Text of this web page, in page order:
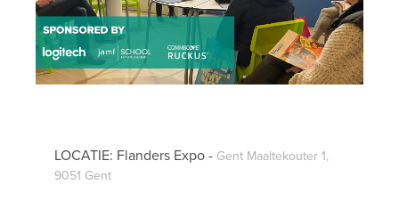
LOCATIE: Flanders Expo - Gent Maaltekouter 1,
9051 Gent